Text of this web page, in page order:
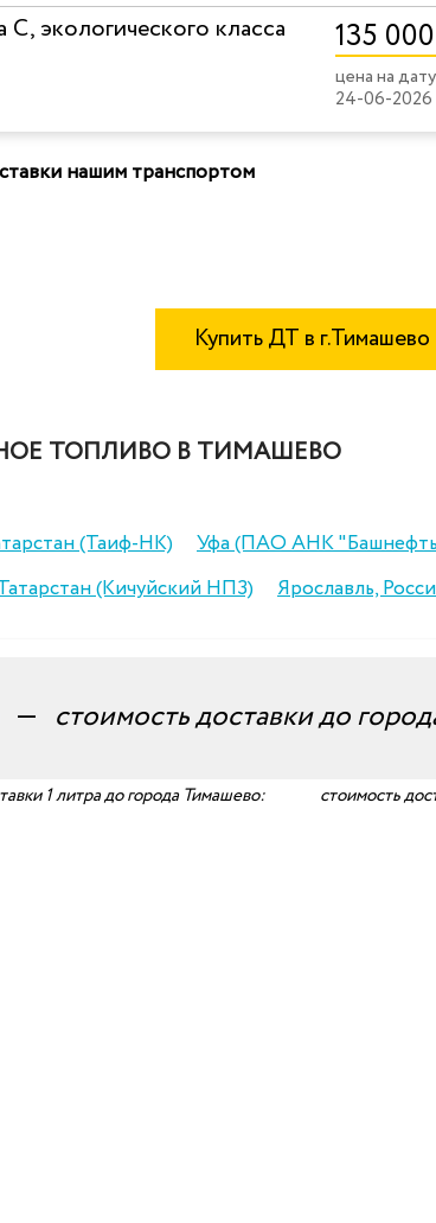
экологического класса
135
цена на
24-06-2026
нашим транспортом
Купить ДТ в г.Тимашево
ТОПЛИВО В ТИМАШЕВО
(Таиф-НК)
Уфа (ПАО АНК
(Кичуйский НПЗ)
Ярославль,
— стоимость доставки до
1 литра до города Тимашево: стоимость